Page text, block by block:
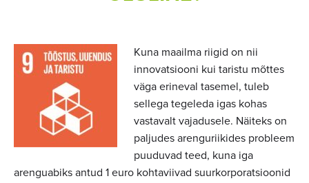
Kuna maailma riigid on nii
innovatsiooni kui taristu mõttes
väga erineval tasemel, tuleb
sellega tegeleda igas kohas
vastavalt vajadusele. Näiteks on
paljudes arenguriikides probleem
puuduvad teed, kuna iga
arenguabiks antud 1 euro kohtaviivad suurkorporatsioonid